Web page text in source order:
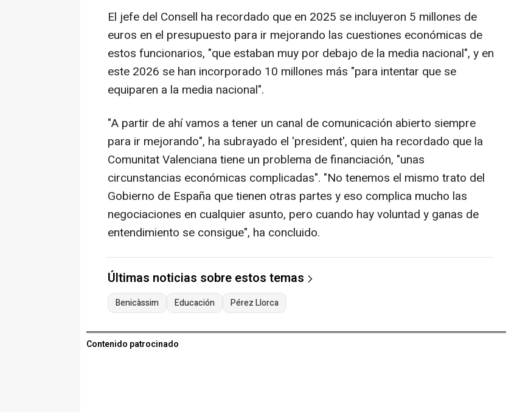
El jefe del Consell ha recordado que en 2025 se incluyeron 5 millones de
euros en el presupuesto para ir mejorando las cuestiones económicas de
estos funcionarios, "que estaban muy por debajo de la media nacional", y en
este 2026 se han incorporado 10 millones más "para intentar que se
equiparen a la media nacional".
"A partir de ahí vamos a tener un canal de comunicación abierto siempre
para ir mejorando", ha subrayado el 'president', quien ha recordado que la
Comunitat Valenciana tiene un problema de financiación, "unas
circunstancias económicas complicadas". "No tenemos el mismo trato del
Gobierno de España que tienen otras partes y eso complica mucho las
negociaciones en cualquier asunto, pero cuando hay voluntad y ganas de
entendimiento se consigue", ha concluido.
Últimas noticias sobre estos temas
Benicàssim Educación Pérez Llorca
Contenido patrocinado